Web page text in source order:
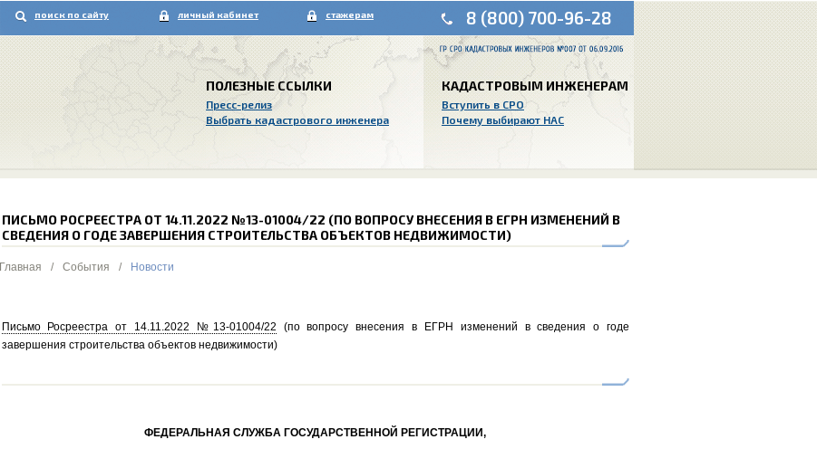
поиск по сайту личный кабинет стажерам 8 (800) 700-96-28
ПОЛЕЗНЫЕ ССЫЛКИ
Пресс-релиз
Выбрать кадастрового инженера
КАДАСТРОВЫМ ИНЖЕНЕРАМ
Вступить в СРО
Почему выбирают НАС
ПИСЬМО РОСРЕЕСТРА ОТ 14.11.2022 №13-01004/22 (ПО ВОПРОСУ ВНЕСЕНИЯ В ЕГРН ИЗМЕНЕНИЙ В
СВЕДЕНИЯ О ГОДЕ ЗАВЕРШЕНИЯ СТРОИТЕЛЬСТВА ОБЪЕКТОВ НЕДВИЖИМОСТИ)
Главная / События / Новости
Письмо Росреестра от 14.11.2022 №13-01004/22 (по вопросу внесения в ЕГРН изменений в сведения о годе
завершения строительства объектов недвижимости)
ФЕДЕРАЛЬНАЯ СЛУЖБА ГОСУДАРСТВЕННОЙ РЕГИСТРАЦИИ,